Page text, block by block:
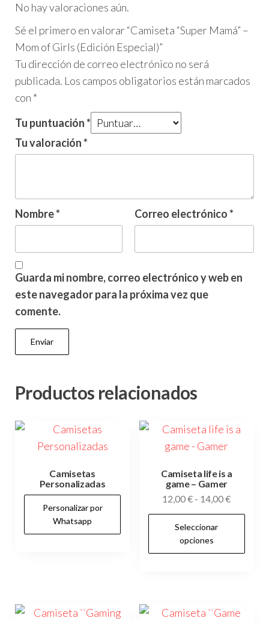
No hay valoraciones aún.
Sé el primero en valorar “Camiseta “Super Mamá” –
Mom of Girls (Edición Especial)”
Tu dirección de correo electrónico no será
publicada. Los campos obligatorios están marcados
con *
Tu puntuación*
Tu valoración*
Nombre* Correo electrónico*
Guarda mi nombre, correo electrónico y web en
este navegador para la próxima vez que
comente.
Productos relacionados
Camisetas
Personalizadas
Personalizar por
Whatsapp
Camiseta life is a
game – Gamer
12,00€ - 14,00€Rango
de
12,00 €
Seleccionar
opciones